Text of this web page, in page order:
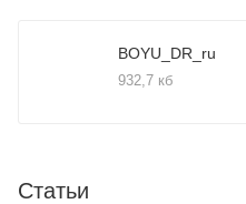
BOYU_DR_ru
932,7 кб
Статьи